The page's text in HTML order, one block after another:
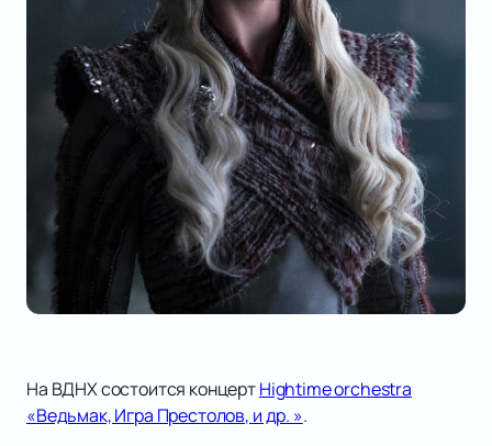
На ВДНХ состоится концертHightime orchestra
«Ведьмак, Игра Престолов, и др. ».